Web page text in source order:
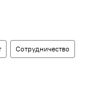
Сотрудничество